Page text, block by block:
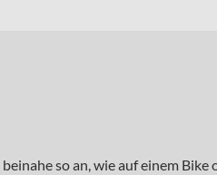
so an, wie auf einem